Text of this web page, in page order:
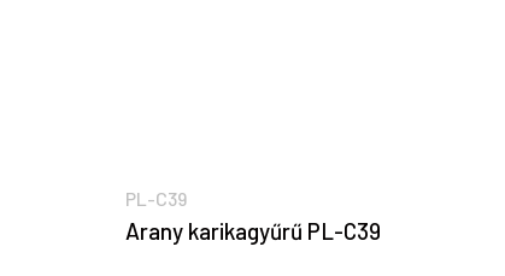
PL-C39
Arany karikagyűrű PL-C39